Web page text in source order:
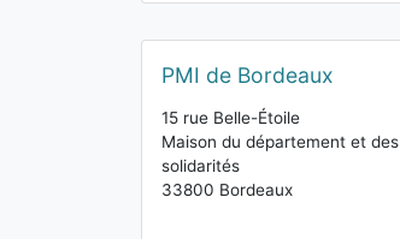
PMI de Bordeaux
15 rue Belle-Étoile
Maison du département et des
solidarités
33800 Bordeaux